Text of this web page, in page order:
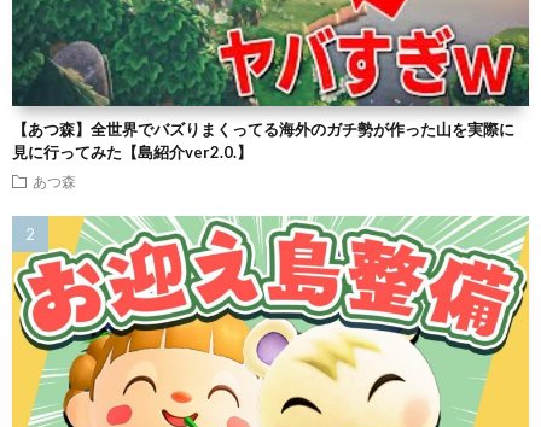
【あつ森】全世界でバズりまくってる海外のガチ勢が作った山を実際に
見に行ってみた【島紹介ver2.0.】
あつ森